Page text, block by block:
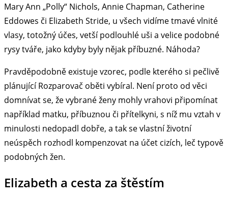
Mary Ann „Polly“ Nichols, Annie Chapman, Catherine
Eddowes či Elizabeth Stride, u všech vidíme tmavé vlnité
vlasy, totožný účes, vetší podlouhlé uši a velice podobné
rysy tváře, jako kdyby byly nějak příbuzné. Náhoda?
Pravděpodobně existuje vzorec, podle kterého si pečlivě
plánující Rozparovač oběti vybíral. Není proto od věci
domnívat se, že vybrané ženy mohly vrahovi připomínat
například matku, příbuznou či přítelkyni, s níž mu vztah v
minulosti nedopadl dobře, a tak se vlastní životní
neúspěch rozhodl kompenzovat na účet cizích, leč typově
podobných žen.
Elizabeth a cesta za štěstím